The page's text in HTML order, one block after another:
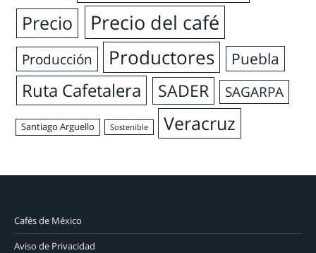
Precio Precio del café
Producción Productores Puebla
Ruta Cafetalera SADER SAGARPA
Santiago Arguello Sostenible Veracruz
Cafés de México
Aviso de Privacidad